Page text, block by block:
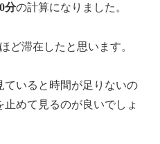
分の計算になりました。
ど滞在したと思います。
いると時間が足りないの
めて見るのが良いでしょ